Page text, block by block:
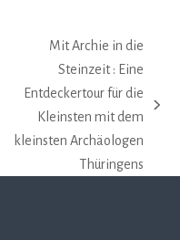
Nächster
Beitrag:
Mit Archie in die
Steinzeit : Eine
Entdeckertour für die
Kleinsten mit dem
kleinsten Archäologen
Thüringens